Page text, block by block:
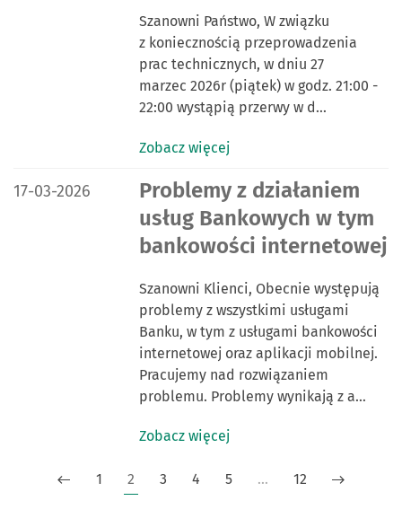
Szanowni Państwo, W związku
z koniecznością przeprowadzenia
prac technicznych, w dniu 27
marzec 2026r (piątek) w godz. 21:00 -
22:00 wystąpią przerwy w d…
Zobacz więcej
DATA PUBLIKACJI:
17-03-2026
Problemy z działaniem
usług Bankowych w tym
bankowości internetowej
Szanowni Klienci, Obecnie występują
problemy z wszystkimi usługami
Banku, w tym z usługami bankowości
internetowej oraz aplikacji mobilnej.
Pracujemy nad rozwiązaniem
problemu. Problemy wynikają z a…
Zobacz więcej
1 2 3 4 5 … 12